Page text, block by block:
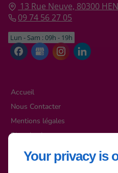
Your privacy is
13 Rue Neuve, 80300
09 74 56 27 05
Lun - Sam : 09h - 19h
Accueil
Nous Contacter
Mentions légales
Plan du site